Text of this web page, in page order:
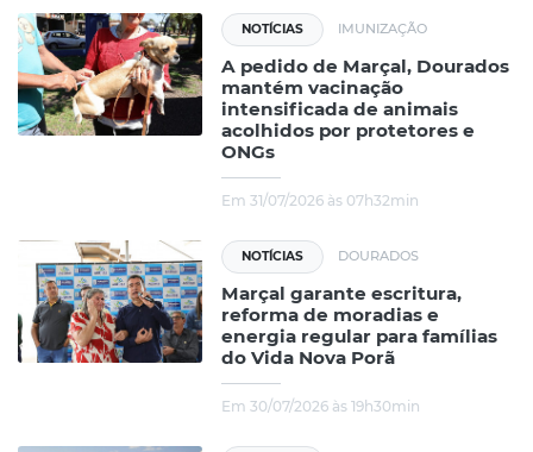
NOTÍCIAS IMUNIZAÇÃO
A pedido de Marçal, Dourados
mantém vacinação
intensificada de animais
acolhidos por protetores e
ONGs
Em 31/07/2026 às 07h32min
NOTÍCIAS DOURADOS
Marçal garante escritura,
reforma de moradias e
energia regular para famílias
do Vida Nova Porã
Em 30/07/2026 às 19h30min